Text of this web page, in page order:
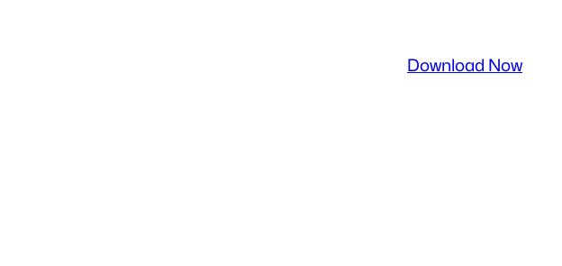
Download Now